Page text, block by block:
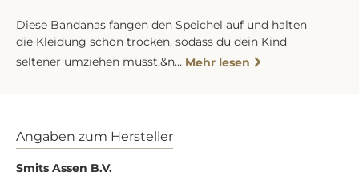
Diese Bandanas fangen den Speichel auf und halten
die Kleidung schön trocken, sodass du dein Kind
seltener umziehen musst.&n… Mehr lesen
Angaben zum Hersteller
Smits Assen B.V.